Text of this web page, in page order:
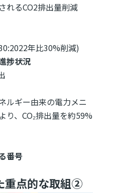
れるCO2排出量削減
年比30%削減)
捗状況
ルギー由来の電力メニ
り、CO₂排出量を約59%
番号
重点的な取組②